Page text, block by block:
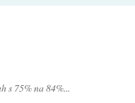
s 75% na 84%...